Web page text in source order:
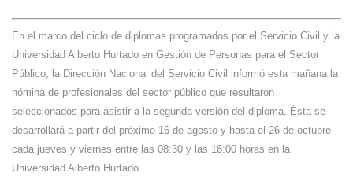
En el marco del ciclo de diplomas programados por el Servicio Civil y la
Universidad Alberto Hurtado en Gestión de Personas para el Sector
Público, la Dirección Nacional del Servicio Civil informó esta mañana la
nómina de profesionales del sector público que resultaron
seleccionados para asistir a la segunda versión del diploma. Ésta se
desarrollará a partir del próximo 16 de agosto y hasta el 26 de octubre
cada jueves y viernes entre las 08:30 y las 18:00 horas en la
Universidad Alberto Hurtado.